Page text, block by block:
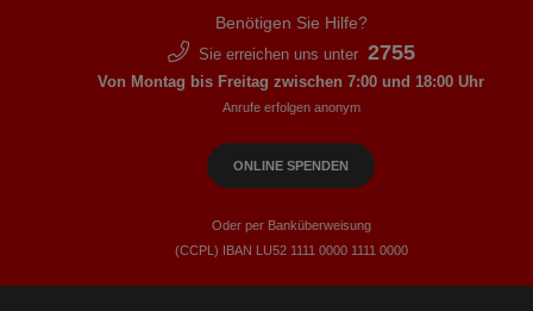
Benötigen Sie Hilfe?
Sie erreichen uns unter 2755
Von Montag bis Freitag zwischen 7:00 und 18:00 Uhr
Anrufe erfolgen anonym
ONLINE SPENDEN
Oder per Banküberweisung
(CCPL) IBAN LU52​ 1111​ 0000​ 1111​ 0000